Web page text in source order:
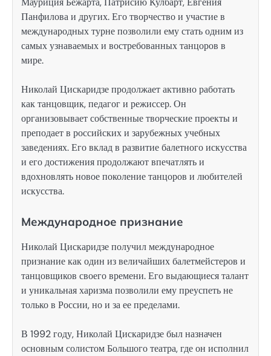
Панфилова и других. Его творчество и участие в
международных турне позволили ему стать одним из
самых узнаваемых и востребованных танцоров в
мире.
Николай Цискаридзе продолжает активно работать
как танцовщик, педагог и режиссер. Он
организовывает собственные творческие проекты и
преподает в российских и зарубежных учебных
заведениях. Его вклад в развитие балетного искусства
и его достижения продолжают впечатлять и
вдохновлять новое поколение танцоров и любителей
искусства.
Международное признание
Николай Цискаридзе получил международное
признание как один из величайших балетмейстеров и
танцовщиков своего времени. Его выдающиеся талант
и уникальная харизма позволили ему преуспеть не
только в России, но и за ее пределами.
В 1992 году, Николай Цискаридзе был назначен
основным солистом Большого театра, где он исполнил